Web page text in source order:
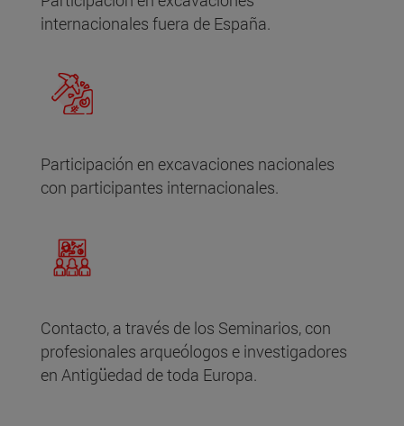
internacionales fuera de España.
Participación en excavaciones nacionales
con participantes internacionales.
Contacto, a través de los Seminarios, con
profesionales arqueólogos e investigadores
en Antigüedad de toda Europa.